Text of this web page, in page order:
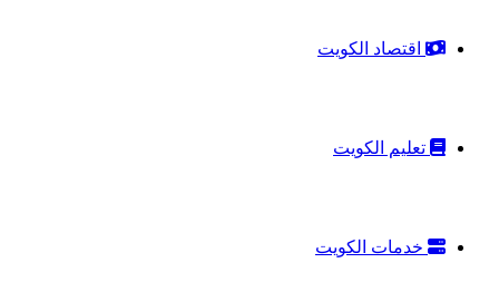
اقتصاد الكويت
تعليم الكويت
خدمات الكويت